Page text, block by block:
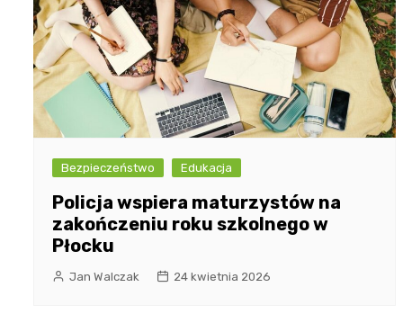
Bezpieczeństwo Edukacja
Policja wspiera maturzystów na
zakończeniu roku szkolnego w
Płocku
Jan Walczak 24 kwietnia 2026